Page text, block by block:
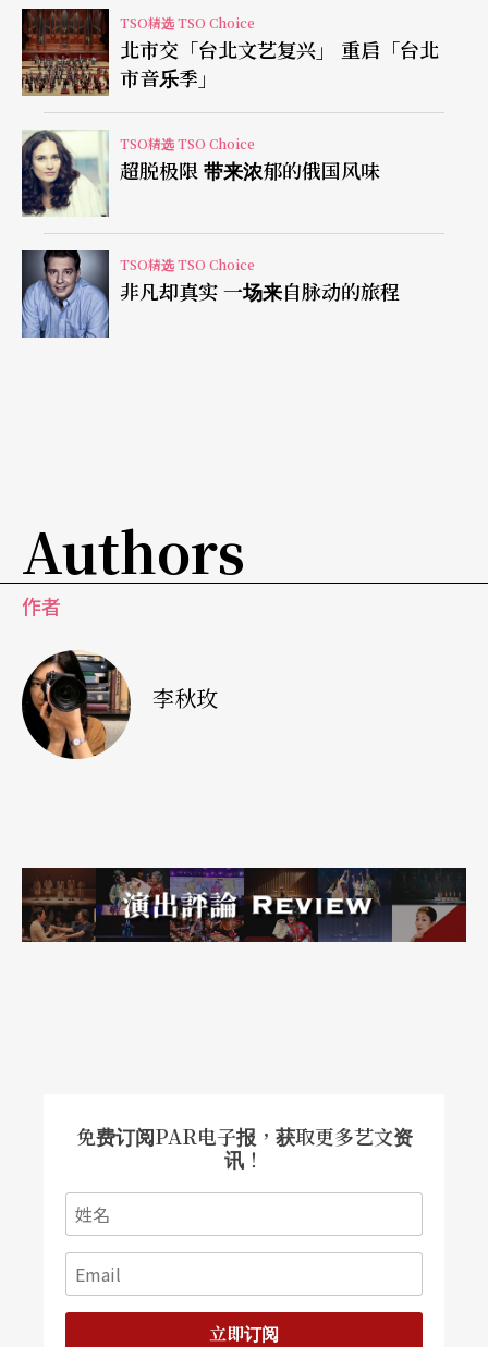
TSO精选 TSO Choice
北市交「台北文艺复兴」 重启「台北
市音乐季」
TSO精选 TSO Choice
超脱极限 带来浓郁的俄国风味
TSO精选 TSO Choice
非凡却真实 一场来自脉动的旅程
Authors
作者
李秋玫
免费订阅PAR电子报，获取更多艺文资
讯！
立即订阅